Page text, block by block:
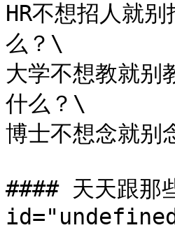
HR不想招人就
么？\
大学不想教就别
什么？\
博士不想念就别
#### 天天跟